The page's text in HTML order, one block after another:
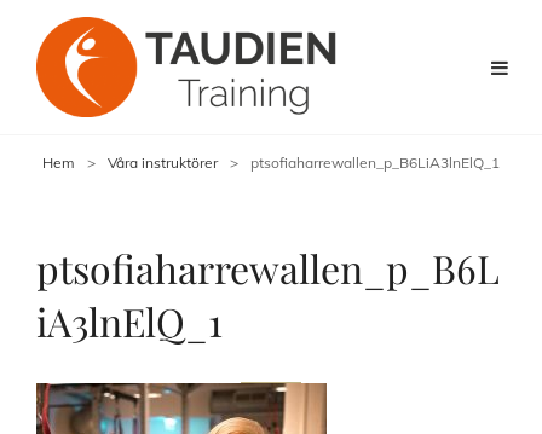
Hem > Våra instruktörer > ptsofiaharrewallen_p_B6LiA3lnElQ_1
ptsofiaharrewallen_p_B6L
iA3lnElQ_1